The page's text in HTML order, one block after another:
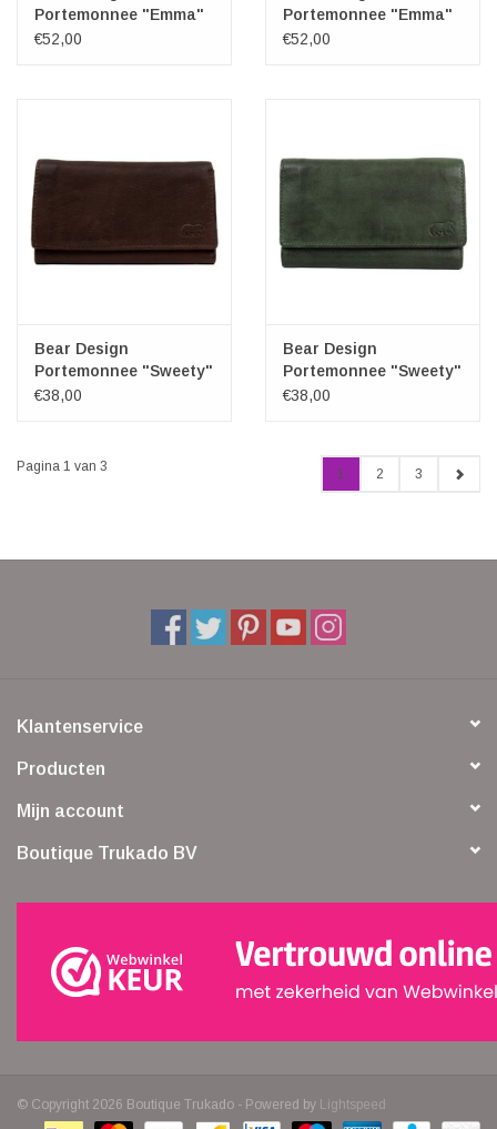
Portemonnee "Emma"
bruin
€52,00
Portemonnee "Emma"
cognac
€52,00
Bear Design
Portemonnee "Sweety"
XL bruin
€38,00
Bear Design
Portemonnee "Sweety"
XL groen
€38,00
Pagina 1 van 3 1 2 3
Klantenservice
Producten
Mijn account
Boutique Trukado BV
© Copyright 2026 Boutique Trukado - Powered by Lightspeed